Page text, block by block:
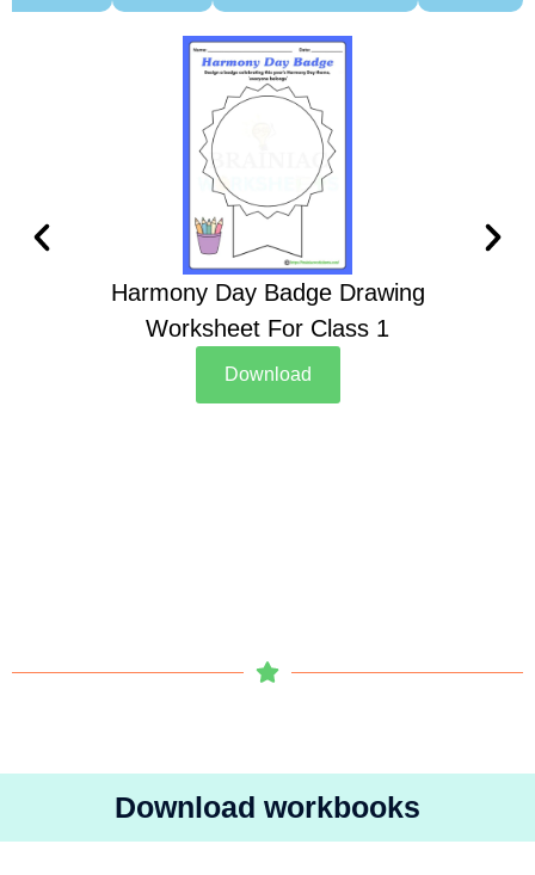
Harmony Day Badge Drawing
Worksheet For Class 1
Download
Download workbooks